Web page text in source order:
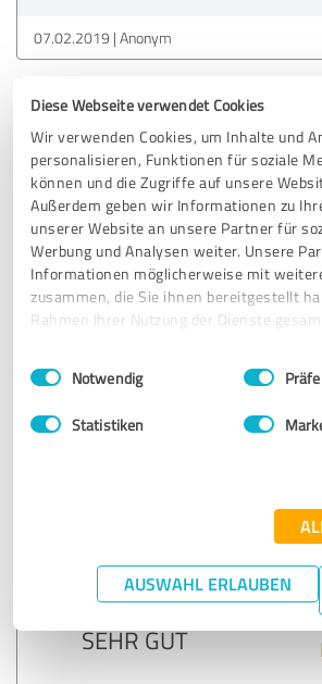
Diese Webseite verwendet Cookies
Wir verwenden Cookies, um Inhalte und
personalisieren, Funktionen für soziale
können und die Zugriffe auf unsere
Außerdem geben wir Informationen zu
unserer Website an unsere Partner für
Werbung und Analysen weiter. Unsere
Informationen möglicherweise mit
zusammen, die Sie ihnen bereitgestellt
Rahmen Ihrer Nutzung der Dienste
Impressum Datenschutzbestimmungen
Einwilligungsauswahl
Notwendig
Statistiken
AUSWAHL ERLAUBEN
07.02.2019 Anonym
5,00 von 5
SEHR GUT
Ich arbeite seit über 10 Jahren mit
myBrickbox zusammen. Sie begeistern
immer wieder neu. Ich habe bisher
getroffen, der mir die
die Praxis umgesetzt hat und
und plausibel nahe bringt.
Erfahrungsbericht & Bewertung zu:
4,82 von 5
SEHR GUT